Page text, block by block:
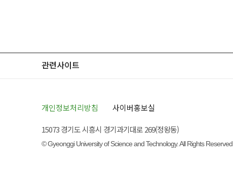
관련사이트
개인정보처리방침 사이버홍보실
15073 경기도 시흥시 경기과기대로 269(정왕동)
© Gyeonggi University of Science and Technology. All Rights Reserved